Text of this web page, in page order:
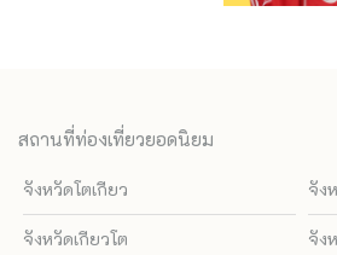
สถานที่ท่องเที่ยวยอดนิยม
จังหวัดโตเกียว จัง
จังหวัดเกียวโต จัง